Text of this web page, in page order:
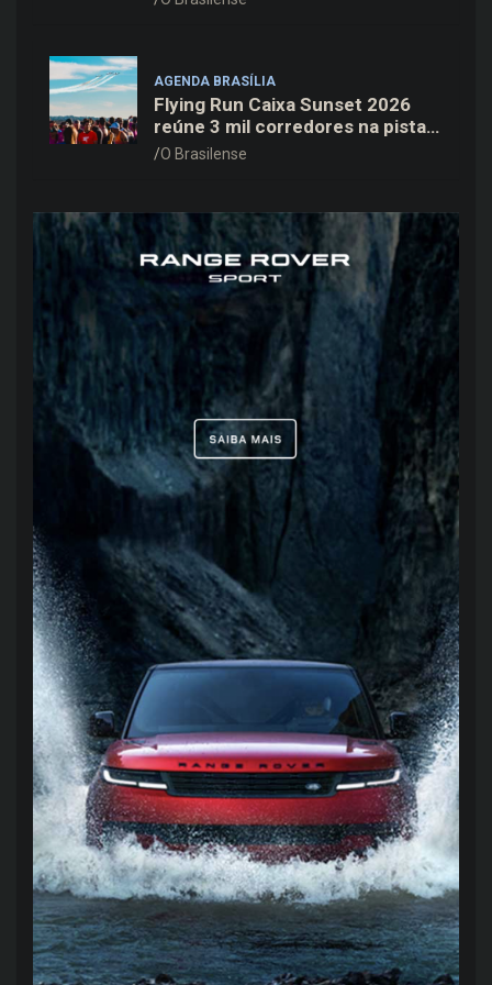
AGENDA BRASÍLIA
Flying Run Caixa Sunset 2026
reúne 3 mil corredores na pista
do Aeroporto de Brasília neste
O Brasilense